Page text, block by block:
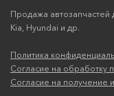
Продажа автозапчастей
Kia, Hyundai и др.
Политика
Согласие на обработку
Согласие на получение